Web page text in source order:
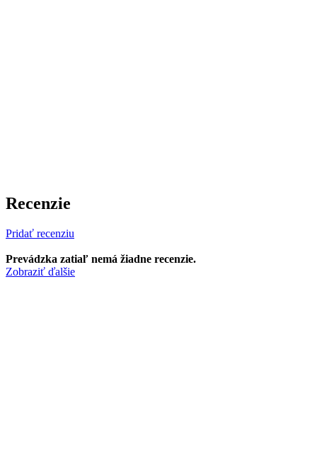
Recenzie
Pridať recenziu
Prevádzka zatiaľ nemá žiadne recenzie.
Zobraziť ďalšie